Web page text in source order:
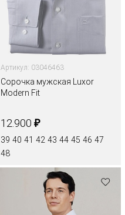
Артикул: 03046463
Сорочка мужская Luxor
Modern Fit
12.900 ₽
39 40 41 42 43 44 45 46 47
48